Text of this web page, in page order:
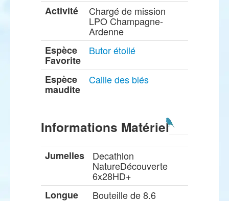
Activité Chargé de mission
LPO Champagne-
Ardenne
Espèce
Favorite
Butor étoilé
Espèce
maudite
Caille des blés
Informations Matériel
Jumelles Decathlon
NatureDécouverte
6x28HD+
Longue
Bouteille de 8.6